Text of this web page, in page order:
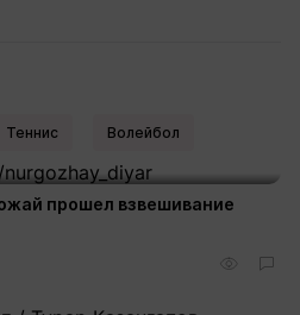
Теннис Волейбол
прошел взвешивание